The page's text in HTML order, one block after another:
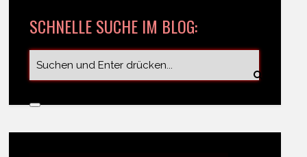
SCHNELLE SUCHE IM BLOG: